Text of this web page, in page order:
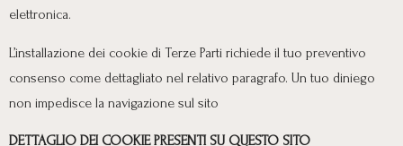
elettronica.
L’installazione dei cookie di Terze Parti richiede il tuo preventivo
consenso come dettagliato nel relativo paragrafo. Un tuo diniego
non impedisce la navigazione sul sito
DETTAGLIO DEI COOKIE PRESENTI SU QUESTO SITO